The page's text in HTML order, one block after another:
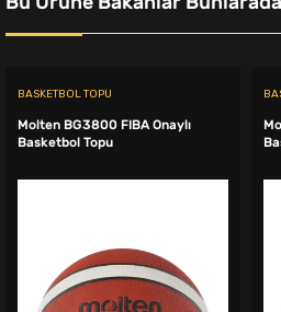
BASKETBOL TOPU
Molten BG3800 FIBA Onaylı
Basketbol Topu